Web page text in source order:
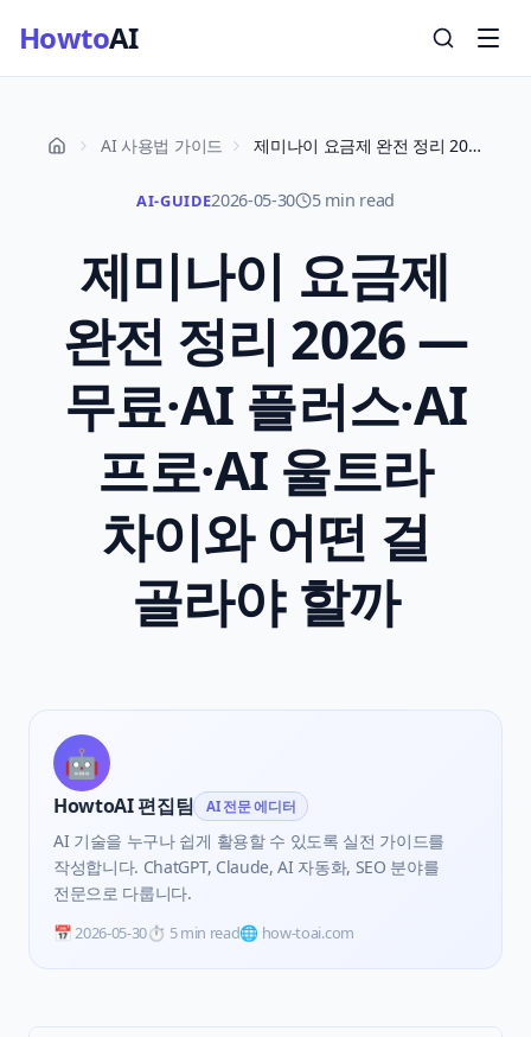
HowtoAI
AI 사용법 가이드 제미나이 요금제 완전 정리 2026 — 무료·AI 플러스·AI 프로·AI 울트라 차이와 어떤 걸 골라야 할까
AI-GUIDE2026-05-30 5 min read
제미나이 요금제
완전 정리 2026 —
무료·AI 플러스·AI
프로·AI 울트라
차이와 어떤 걸
골라야 할까
🤖
HowtoAI 편집팀 AI 전문 에디터
AI 기술을 누구나 쉽게 활용할 수 있도록 실전 가이드를
작성합니다. ChatGPT, Claude, AI 자동화, SEO 분야를
전문으로 다룹니다.
📅2026-05-30⏱️ 5 min read🌐 how-toai.com